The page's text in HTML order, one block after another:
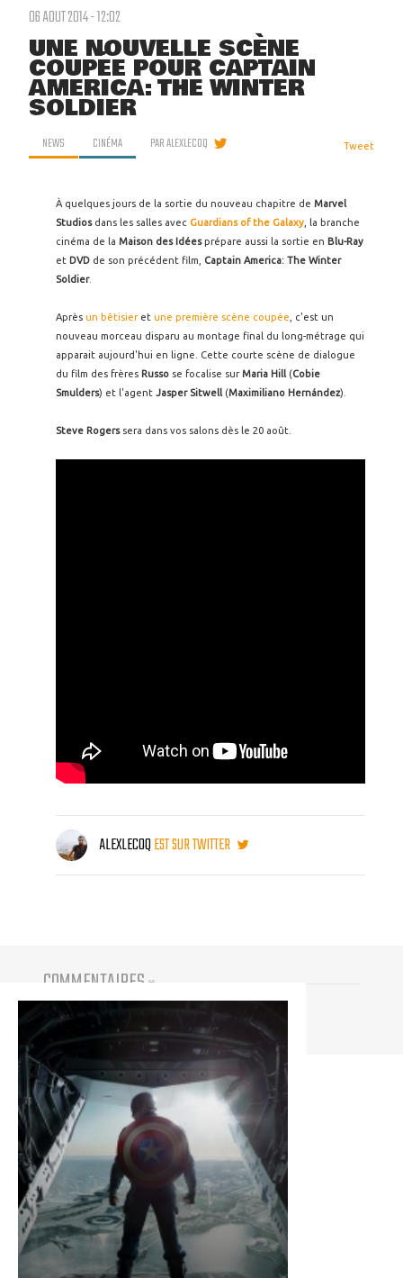
06 AOUT 2014 - 12:02
UNE NOUVELLE SCÈNE
COUPÉE POUR CAPTAIN
AMERICA: THE WINTER
SOLDIER
NEWS CINÉMA PARALEXLECOQ Tweet
À quelques jours de la sortie du nouveau chapitre de Marvel
Studios dans les salles avec Guardians of the Galaxy , la branche
cinéma de la Maison des Idéesprépare aussi la sortie en Blu-Ray
et DVD de son précédent film,
Captain America: The Winter
Soldier.
Après un bêtisieret une première scène coupée , c'est un
nouveau morceau disparu au montage final du long-métrage qui
apparait aujourd'hui en ligne. Cette courte scène de dialogue
du film des frères Russo se focalise surMaria Hill (Cobie
Smulders) et l'agent Jasper Sitwell (Maximiliano Hernández).
Steve Rogerssera dans vos salons dès le 20 août.
ALEXLECOQEST SUR TWITTER
COMMENTAIRES (0)